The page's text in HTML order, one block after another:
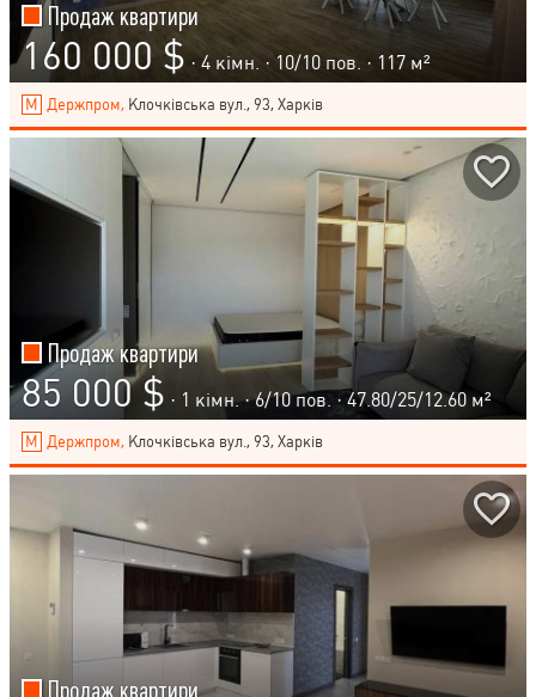
Продаж квартири
160 000 $ · 4 кімн. · 10/10 пов. · 117 м²
Держпром, Клочківська вул., 93, Харків
Продаж квартири
85 000 $ · 1 кімн. ·6/10пов. · 47.80/25/12.60 м²
Держпром, Клочківська вул., 93, Харків